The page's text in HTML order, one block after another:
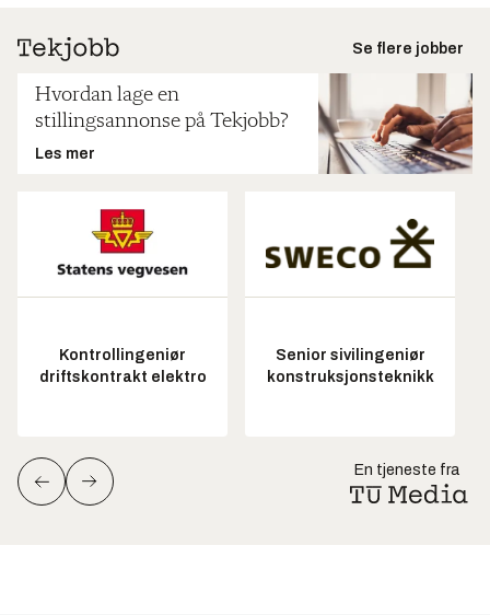
Se flere jobber
Hvordan lage en
stillingsannonse på Tekjobb?
Les mer
Kontrollingeniør
driftskontrakt elektro
Senior sivilingeniør
konstruksjonsteknikk
En tjeneste fra